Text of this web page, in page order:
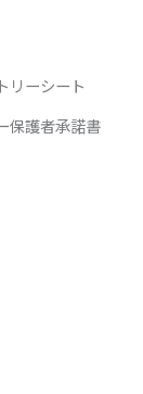
リーシート
保護者承諾書